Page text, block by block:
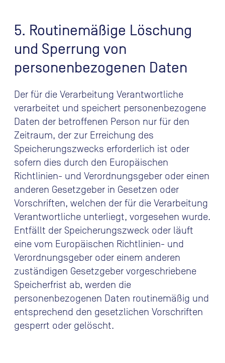
5. Routinemäßige Löschung
und Sperrung von
personenbezogenen Daten
Der für die Verarbeitung Verantwortliche
verarbeitet und speichert personenbezogene
Daten der betroffenen Person nur für den
Zeitraum, der zur Erreichung des
Speicherungszwecks erforderlich ist oder
sofern dies durch den Europäischen
Richtlinien- und Verordnungsgeber oder einen
anderen Gesetzgeber in Gesetzen oder
Vorschriften, welchen der für die Verarbeitung
Verantwortliche unterliegt, vorgesehen wurde.
Entfällt der Speicherungszweck oder läuft
eine vom Europäischen Richtlinien- und
Verordnungsgeber oder einem anderen
zuständigen Gesetzgeber vorgeschriebene
Speicherfrist ab, werden die
personenbezogenen Daten routinemäßig und
entsprechend den gesetzlichen Vorschriften
gesperrt oder gelöscht.